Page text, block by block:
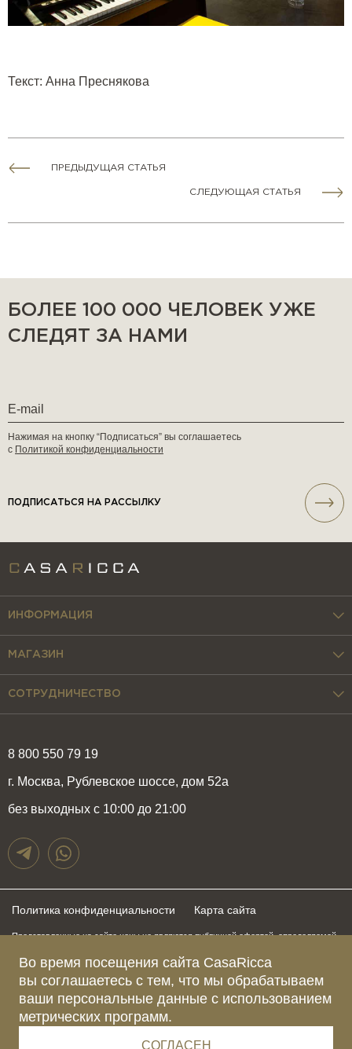
Текст: Анна Преснякова
ПРЕДЫДУЩАЯ СТАТЬЯ
СЛЕДУЮЩАЯ СТАТЬЯ
Во время посещения сайта CasaRicca
вы соглашаетесь с тем, что мы обрабатываем
ваши персональные данные с использованием
метрических программ.
СОГЛАСЕН
БОЛЕЕ 100 000 ЧЕЛОВЕК УЖЕ
СЛЕДЯТ ЗА НАМИ
Нажимая на кнопку “Подписаться” вы соглашаетесь
с Политикой конфиденциальности
ПОДПИСАТЬСЯ НА РАССЫЛКУ
8 800 550 79 19
г. Москва, Рублевское шоссе, дом 52а
без выходных с 10:00 до 21:00
ИНФОРМАЦИЯ
МАГАЗИН
СОТРУДНИЧЕСТВО
Политика конфиденциальности Карта сайта
Представленные на сайте цены не являются публичной офертой, определяемой
быть изменены в любое время без предупреждения. Для получения актуальной и
подробной информации о стоимости, сроках и условиях поставки просьба
обращаться к менеджерам по указанным выше телефонам
Зарегистрированное название компании
Адрес Ш. РУБЛЁВСКОЕ, Д. 52А, ПОМЕЩ. I ЭТАЖ 2, КОМ. 81 Г.МОСКВА, ВН.ТЕР.